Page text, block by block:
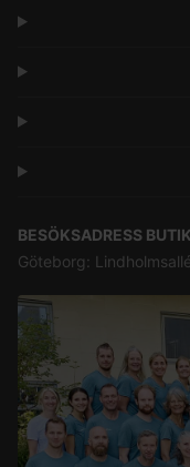
BESÖKSADRESS BUTIK
Göteborg: